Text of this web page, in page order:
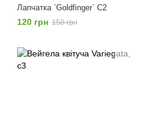
Лапчатка `Goldfinger` С2
120 грн 150 грн